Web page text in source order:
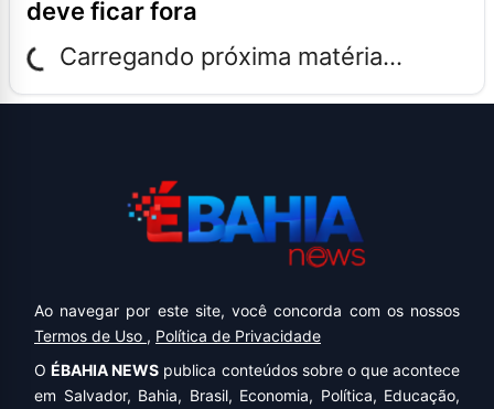
deve ficar fora
Carregando próxima matéria...
Ao navegar por este site, você concorda com os nossos
Termos de Uso , Política de Privacidade
OÉBAHIA NEWS publica conteúdos sobre o que acontece
em Salvador, Bahia, Brasil, Economia, Política, Educação,